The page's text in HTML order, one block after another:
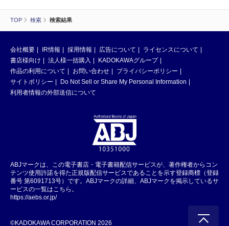
TOP 検索 検索結果
会社概要 IR情報 採用情報 広告について
ライセンスについて
書店様向け
法人様一括購入
KADOKAWAグループ
作品の利用について
お問い合わせ
プライバシーポリシー
サイトポリシー
Do Not Sell or Share My Personal Information
利用者情報の外部送信について
ABJマークは、この電子書店・電子書籍配信サービスが、著作権者からコン
テンツ使用許諾を得た正規版配信サービスであることを示す登録商標（登録
番号 第6091713号）です。ABJマークの詳細、ABJマークを掲示しているサ
ービスの一覧はこちら。
https://aebs.or.jp/
©KADOKAWA CORPORATION 2026